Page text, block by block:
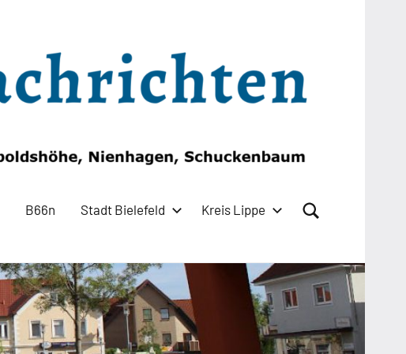
B66n Stadt Bielefeld Kreis Lippe